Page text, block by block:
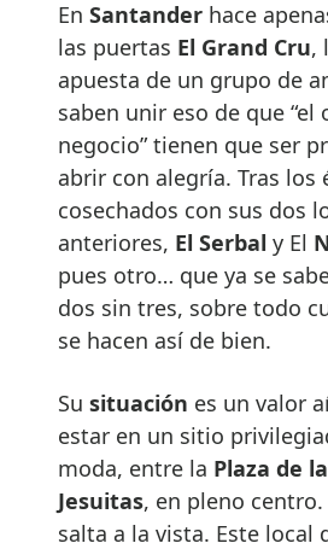
En Santander hace
las puertas El Grand Cru,
apuesta de un grupo de
saben unir eso de que “el
negocio” tienen que ser
abrir con alegría. Tras los
cosechados con sus dos
anteriores, El Serbal y El
pues otro… que ya se
dos sin tres, sobre todo
se hacen así de bien.
Su situación es un valor
estar en un sitio
moda, entre la Plaza de
Jesuitas, en pleno centro.
salta a la vista. Este local